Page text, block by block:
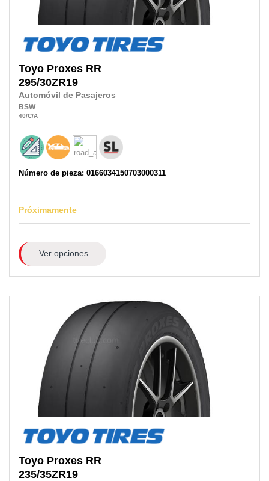
Toyo Proxes RR
295/30ZR19
Automóvil de Pasajeros
BSW
40/C/A
Número de pieza: 0166034150703000311
Próximamente
Ver opciones
Toyo Proxes RR
235/35ZR19